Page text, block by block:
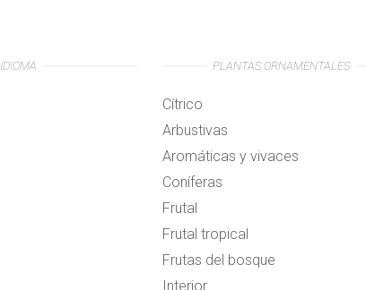
IDIOMA PLANTAS ORNAMENTALES
Cítrico
Arbustivas
Aromáticas y vivaces
Coníferas
Frutal
Frutal tropical
Frutas del bosque
Interior